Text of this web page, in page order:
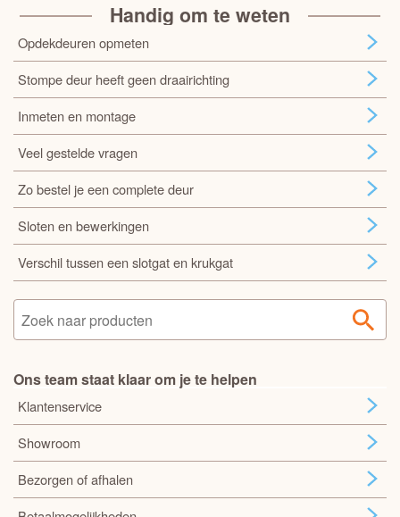
Handig om te weten
Opdekdeuren opmeten
Stompe deur heeft geen draairichting
Inmeten en montage
Veel gestelde vragen
Zo bestel je een complete deur
Sloten en bewerkingen
Verschil tussen een slotgat en krukgat
Ons team staat klaar om je te helpen
Klantenservice
Showroom
Bezorgen of afhalen